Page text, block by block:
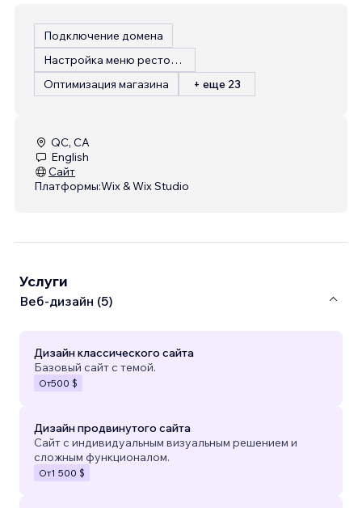
Подключение домена
Настройка меню ресторана
Оптимизация магазина
+ еще 23
QC, CA
English
Сайт
Платформы:Wix & Wix Studio
Услуги
Веб-дизайн (5)
Дизайн классического сайта
Базовый сайт с темой.
От500 $
Дизайн продвинутого сайта
Сайт с индивидуальным визуальным решением и
сложным функционалом.
От1 500 $